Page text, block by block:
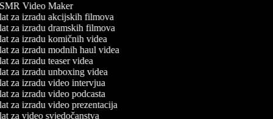
Video Maker
za izradu akcijskih filmova
za izradu dramskih filmova
za izradu komičnih videa
za izradu modnih haul videa
za izradu teaser videa
za izradu unboxing videa
za izradu video intervjua
za izradu video podcasta
za izradu video prezentacija
za video svjedočanstva